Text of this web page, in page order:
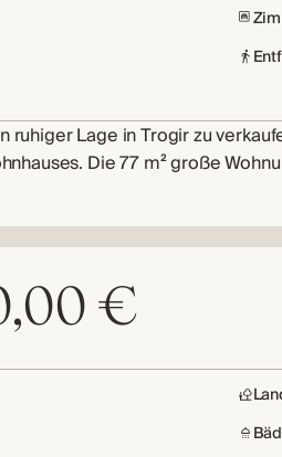
ruhiger Lage in Trogir zu
Die 77 m² große
€